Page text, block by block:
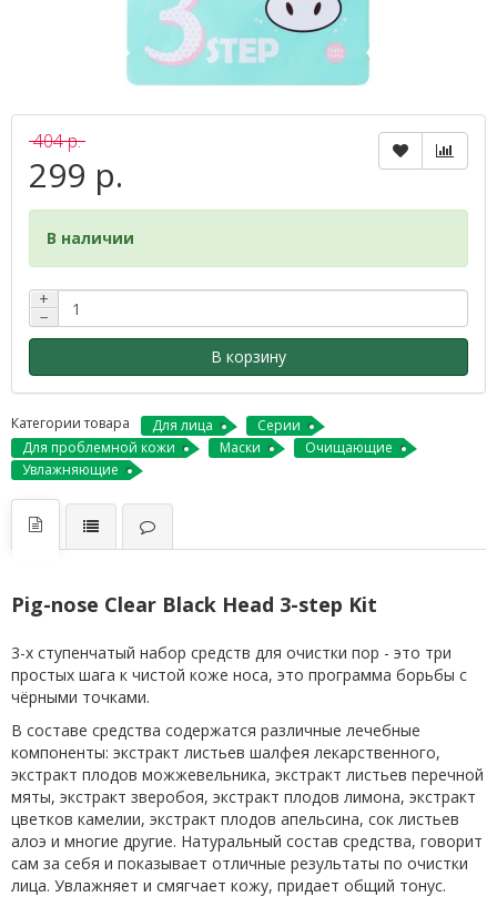
404 р.
299 р.
В наличии
+
−
В корзину
Категории товара Для лица
Серии
Для проблемной кожи
Маски
Очищающие
Увлажняющие
Pig-nose Clear Black Head 3-step Kit
3-х ступенчатый набор средств для очистки пор - это три
простых шага к чистой коже носа, это программа борьбы с
чёрными точками.
В составе средства содержатся различные лечебные
компоненты: экстракт листьев шалфея лекарственного,
экстракт плодов можжевельника, экстракт листьев перечной
мяты, экстракт зверобоя, экстракт плодов лимона, экстракт
цветков камелии, экстракт плодов апельсина, сок листьев
алоэ и многие другие. Натуральный состав средства, говорит
сам за себя и показывает отличные результаты по очистки
лица. Увлажняет и смягчает кожу, придает общий тонус.